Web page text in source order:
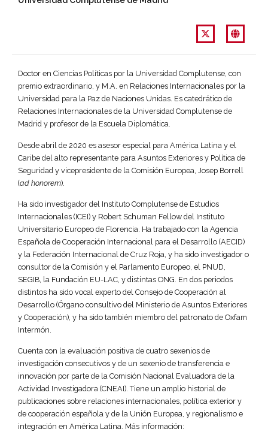
Doctor en Ciencias Políticas por la Universidad Complutense, con
premio extraordinario, y M.A. en Relaciones Internacionales por la
Universidad para la Paz de Naciones Unidas. Es catedrático de
Relaciones Internacionales de la Universidad Complutense de
Madrid y profesor de la Escuela Diplomática.
Desde abril de 2020 es asesor especial para América Latina y el
Caribe del alto representante para Asuntos Exteriores y Política de
Seguridad y vicepresidente de la Comisión Europea, Josep Borrell
(ad honorem).
Ha sido investigador del Instituto Complutense de Estudios
Internacionales (ICEI) y Robert Schuman Fellow del Instituto
Universitario Europeo de Florencia. Ha trabajado con la Agencia
Española de Cooperación Internacional para el Desarrollo (AECID)
y la Federación Internacional de Cruz Roja, y ha sido investigador o
consultor de la Comisión y el Parlamento Europeo, el PNUD,
SEGIB, la Fundación EU-LAC, y distintas ONG. En dos periodos
distintos ha sido vocal experto del Consejo de Cooperación al
Desarrollo (Órgano consultivo del Ministerio de Asuntos Exteriores
y Cooperación), y ha sido también miembro del patronato de Oxfam
Intermón.
Cuenta con la evaluación positiva de cuatro sexenios de
investigación consecutivos y de un sexenio de transferencia e
innovación por parte de la Comisión Nacional Evaluadora de la
Actividad Investigadora (CNEAI). Tiene un amplio historial de
publicaciones sobre relaciones internacionales, política exterior y
de cooperación española y de la Unión Europea, y regionalismo e
integración en América Latina. Más información: